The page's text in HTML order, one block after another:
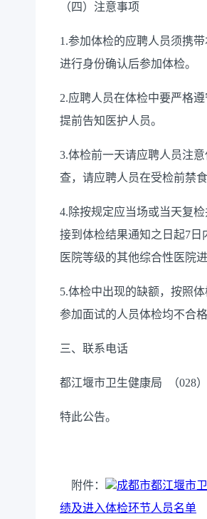
（四）注意事项
1.参加体检的应聘人员须携
进行身份确认后参加体检。
2.应聘人员在体检中要严格
提前告知医护人员。
3.体检前一天请应聘人员注
查，请应聘人员在受检前禁食
4.除按规定应当场或当天复
接到体检结果通知之日起7 日
医院等级的其他综合性医院
5.体检中出现的缺额，按照
参加面试的人员体检均不合
三、 联系电话
都江堰市卫生健康局 （028）
特此公告。
附件：
成都市都江堰市
绩及进入体检环节人员名单